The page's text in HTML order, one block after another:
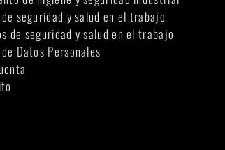
seguridad y salud en el trabajo
de seguridad y salud en el trabajo
Datos Personales